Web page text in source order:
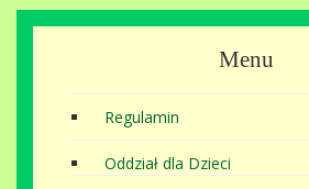
Menu
Regulamin
Oddział dla Dzieci